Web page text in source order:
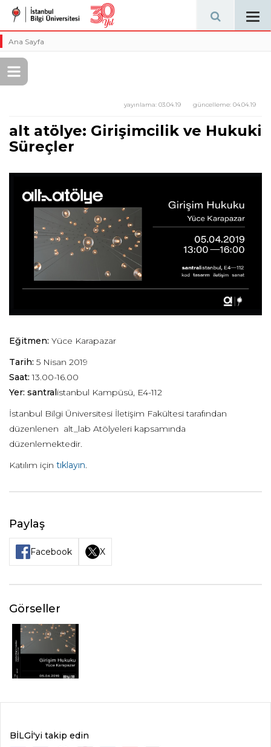
Ana Sayfa
güncelleme: 04.04.19
yayınlama: 03.04.19
alt atölye: Girişimcilik ve Hukuki
Süreçler
Eğitmen: Yüce Karapazar
Tarih: 5 Nisan 2019
Saat:13.00-16.00
Yer: santralistanbul Kampüsü, E4-112
İstanbul Bilgi Üniversitesi İletişim Fakültesi tarafından
düzenlenen alt_lab Atölyeleri kapsamında
düzenlemektedir.
Katılım için tıklayın.
Paylaş
Facebook X
Görseller
BİLGİ'yi takip edin